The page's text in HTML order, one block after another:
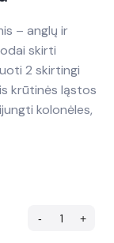
– anglų ir
skirti
2 skirtingi
krūtinės ląstos
kolonėles,
- +